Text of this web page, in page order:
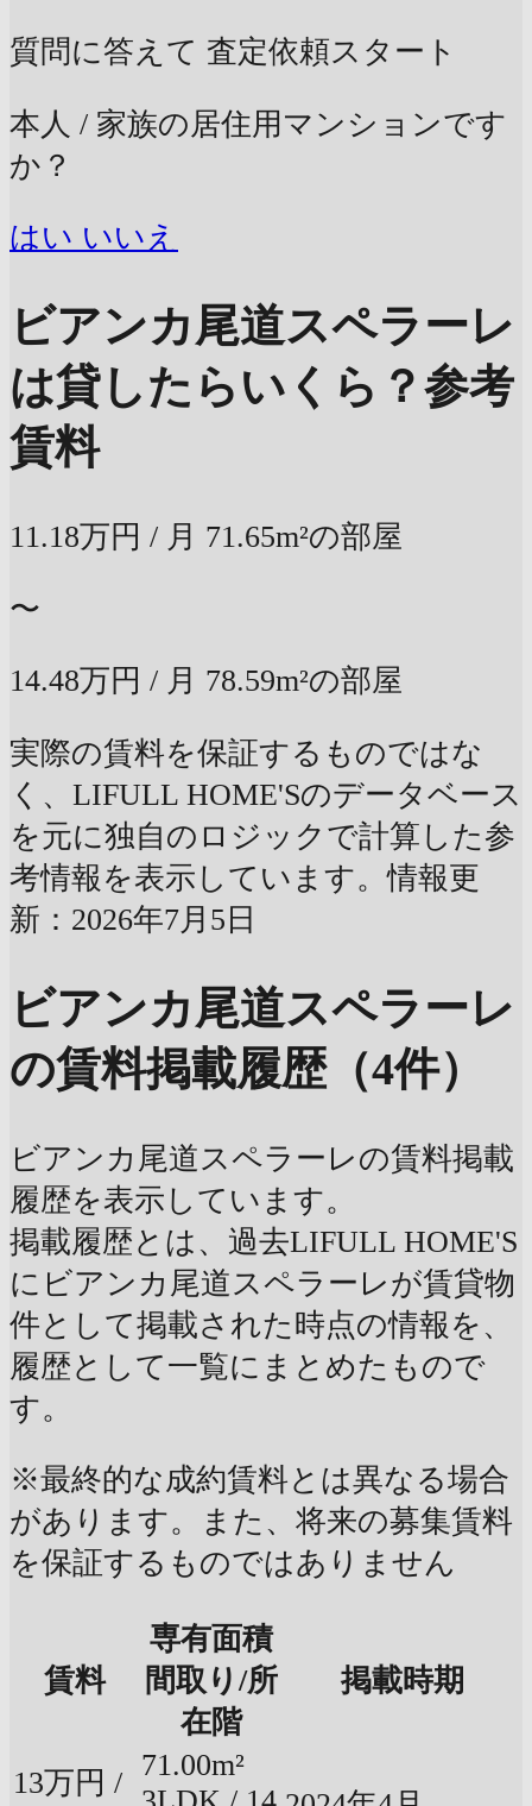
質問に答えて 査定依頼スタート
本人 / 家族の居住用マンションです
か？
はい いいえ
ビアンカ尾道スペラーレ
は貸したらいくら？参考
賃料
11.18万円 / 月 71.65m²の部屋
〜
14.48万円 / 月 78.59m²の部屋
実際の賃料を保証するものではな
く、LIFULL HOME'Sのデータベース
を元に独自のロジックで計算した参
考情報を表示しています。情報更
新：2026年7月5日
ビアンカ尾道スペラーレ
の賃料掲載履歴（4件）
ビアンカ尾道スペラーレの賃料掲載
履歴を表示しています。
掲載履歴とは、過去LIFULL HOME'S
にビアンカ尾道スペラーレが賃貸物
件として掲載された時点の情報を、
履歴として一覧にまとめたもので
す。
※最終的な成約賃料とは異なる場合
があります。また、将来の募集賃料
を保証するものではありません
賃料
専有面積
間取り/所
在階
掲載時期
13万円 /
71.00m²